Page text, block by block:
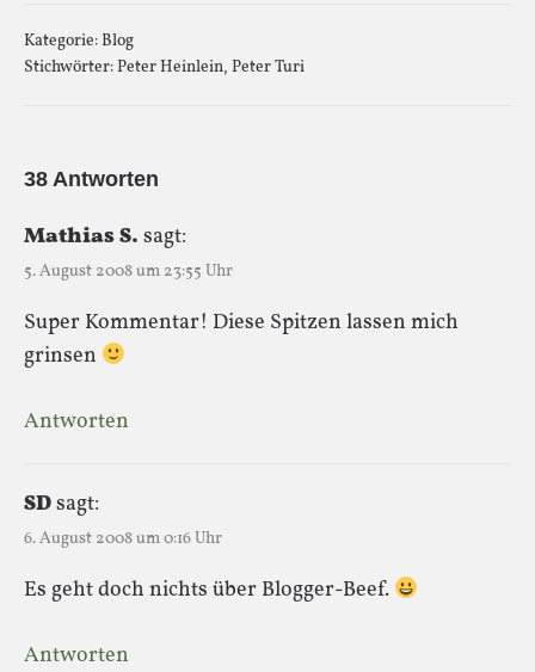
Kategorie:Blog
Stichwörter: Peter Heinlein, Peter Turi
38 Antworten
Mathias S. sagt:
5. August 2008 um 23:55 Uhr
Super Kommentar! Diese Spitzen lassen mich
grinsen
Antworten
SDsagt:
6. August 2008 um 0:16 Uhr
Es geht doch nichts über Blogger-Beef.
Antworten